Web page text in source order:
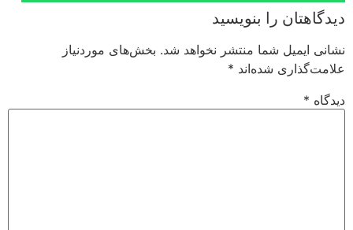
بنویسید
منتشر نخواهد شد. بخش‌های موردنیاز
*